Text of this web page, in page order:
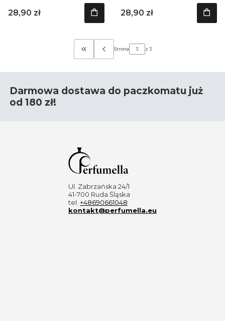
Cena
28,90 zł Cena
28,90 zł
Wróć do pierwszej strony z produktami
Strona z 3
Darmowa dostawa do paczkomatu już
od 180 zł!
Ul. Zabrzańska 24/1
41-700 Ruda Śląska
tel. +48690661048
kontakt@perfumella.eu